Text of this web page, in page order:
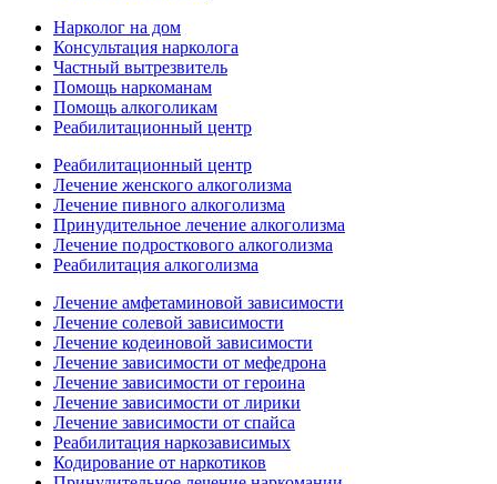
Нарколог на дом
Консультация нарколога
Частный вытрезвитель
Помощь наркоманам
Помощь алкоголикам
Реабилитационный центр
Реабилитационный центр
Лечение женского алкоголизма
Лечение пивного алкоголизма
Принудительное лечение алкоголизма
Лечение подросткового алкоголизма
Реабилитация алкоголизма
Лечение амфетаминовой зависимости
Лечение солевой зависимости
Лечение кодеиновой зависимости
Лечение зависимости от мефедрона
Лечение зависимости от героина
Лечение зависимости от лирики
Лечение зависимости от спайса
Реабилитация наркозависимых
Кодирование от наркотиков